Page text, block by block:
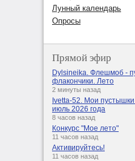
Лунный календарь
Опросы
Прямой эфир
Dylsineika. Флешмоб -
флакончики. Лето
2 минуты назад
Ivetta-52. Мои
июль 2026 года
8 часов назад
Конкурс "Мое лето"
11 часов назад
Активируйтесь!
11 часов назад